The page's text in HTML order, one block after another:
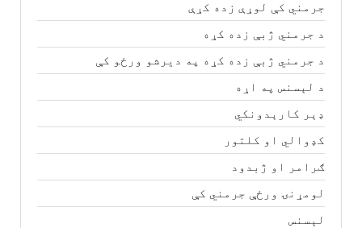
جرمني کې لوړې زده کړې
د جرمني ژبې زده کړه
د جرمني ژبې زده کړه په دیرشو ورځو کې
د لېسنس په اړه
ډېر کارېدونکي
کډوالي او کلتور
ګرامر او ژبدود
لومړنۍ ورځې جرمني کې
لېسنس